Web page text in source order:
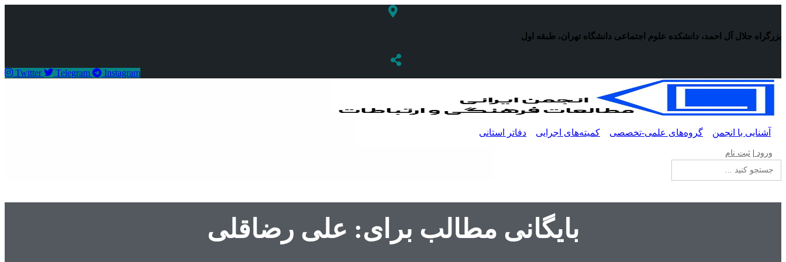
محتوا
بزرگراه جلال آل احمد، دانشکده علوم اجتماعی دانشگاه تهران، طبقه اول
Twitter Telegram Instagram
آشنایی با انجمن گروه‌های علمی-تخصصی کمیته‌های اجرایی دفاتر استانی
ورود ثبت نام
جستجو
برای:
بایگانی مطالب برای: علی رضاقلی